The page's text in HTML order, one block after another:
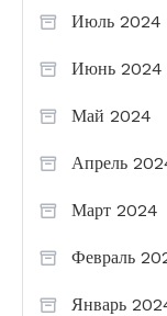
Июль 2024
Июнь 2024
Май 2024
Апрель
Март 2024
Февраль
Январь